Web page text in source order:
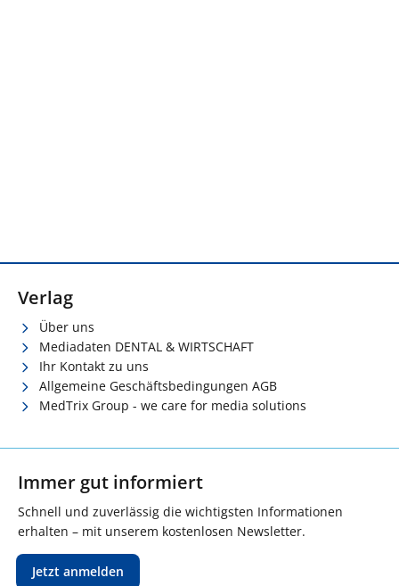
Verlag
Über uns
Mediadaten DENTAL & WIRTSCHAFT
Ihr Kontakt zu uns
Allgemeine Geschäftsbedingungen AGB
MedTrix Group - we care for media solutions
Immer gut informiert
Schnell und zuverlässig die wichtigsten Informationen
erhalten – mit unserem kostenlosen Newsletter.
Jetzt anmelden